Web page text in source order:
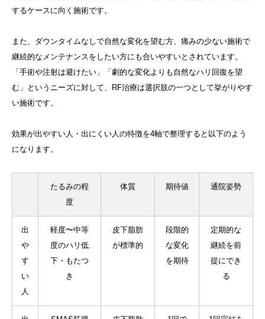
するケースに向く施術です。
また、ダウンタイムなしで自然な変化を望む方、痛みの少ない施術で
継続的なメンテナンスをしたい方にも合いやすいとされています。
「手術や注射は避けたい」「劇的な変化よりも自然なハリ回復を望
む」というニーズに対して、RF治療は選択肢の一つとして挙がりやす
い施術です。
効果が出やすい人・出にくい人の特徴を4軸で整理すると以下のよう
になります。
たるみの程
度
体質 期待値 通院姿勢
出
や
す
い
人
軽度〜中等
度のハリ低
下・もたつ
き
皮下脂肪
が標準的
段階的
な変化
を期待
定期的な
継続を前
提にでき
る